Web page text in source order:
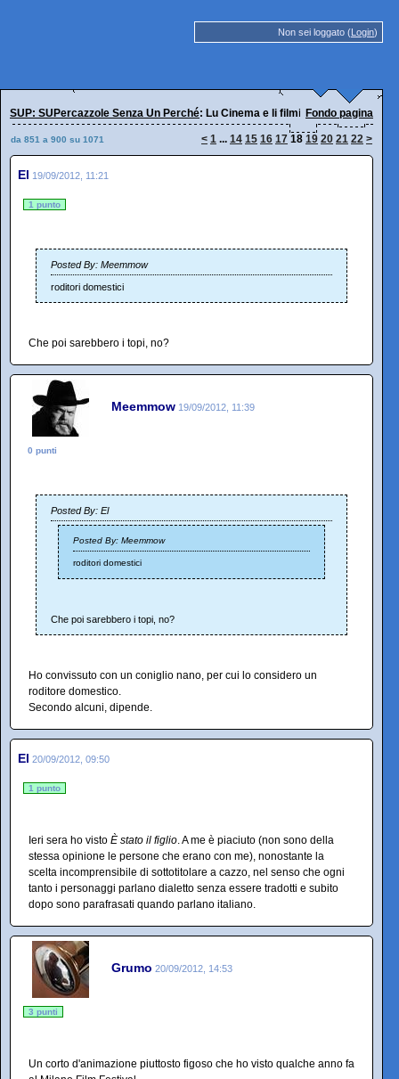
Non sei loggato (Login)
SUP: SUPercazzole Senza Un Perché: Lu Cinema e li filmi Fondo pagina
da 851 a 900 su 1071 < 1 ... 14 15 16 17 18 19 20 21 22 >
El 19/09/2012, 11:21
1 punto
Posted By: Meemmow
roditori domestici
Che poi sarebbero i topi, no?
Meemmow 19/09/2012, 11:39
0 punti
Posted By: El
Posted By: Meemmow
roditori domestici
Che poi sarebbero i topi, no?
Ho convissuto con un coniglio nano, per cui lo considero un
roditore domestico.
Secondo alcuni, dipende.
El 20/09/2012, 09:50
1 punto
Ieri sera ho visto È stato il figlio. A me è piaciuto (non sono della
stessa opinione le persone che erano con me), nonostante la
scelta incomprensibile di sottotitolare a cazzo, nel senso che ogni
tanto i personaggi parlano dialetto senza essere tradotti e subito
dopo sono parafrasati quando parlano italiano.
Grumo 20/09/2012, 14:53
3 punti
Un corto d'animazione piuttosto figoso che ho visto qualche anno fa